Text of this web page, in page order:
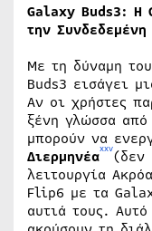
Galaxy Buds3: Η
την Συνδεδεμένη
Με τη δύναμη του
Buds3 εισάγει
Αν οι χρήστες
ξένη γλώσσα από
μπορούν να
Διερμηνέαxxv(δεν
λειτουργία
Flip6 με τα
αυτιά τους.